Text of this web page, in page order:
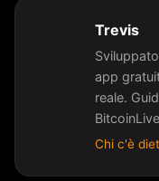
Trevis
app
reale.
Chi c'è